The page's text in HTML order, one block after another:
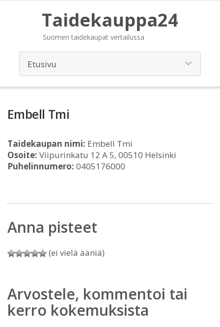
Taidekauppa24
Suomen taidekaupat vertailussa
Embell Tmi
Taidekaupan nimi: Embell Tmi
Osoite: Viipurinkatu 12 A 5, 00510 Helsinki
Puhelinnumero: 0405176000
Anna pisteet
(ei vielä ääniä)
Arvostele, kommentoi tai
kerro kokemuksista